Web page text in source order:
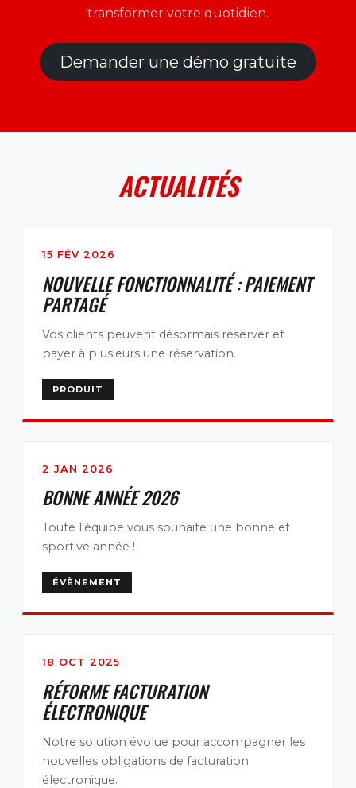
transformer votre quotidien.
Demander une démo gratuite
ACTUALITÉS
15 FÉV 2026
NOUVELLE FONCTIONNALITÉ : PAIEMENT
PARTAGÉ
Vos clients peuvent désormais réserver et
payer à plusieurs une réservation.
PRODUIT
2 JAN 2026
BONNE ANNÉE 2026
Toute l'équipe vous souhaite une bonne et
sportive année !
ÉVÈNEMENT
18 OCT 2025
RÉFORME FACTURATION
ÉLECTRONIQUE
Notre solution évolue pour accompagner les
nouvelles obligations de facturation
électronique.